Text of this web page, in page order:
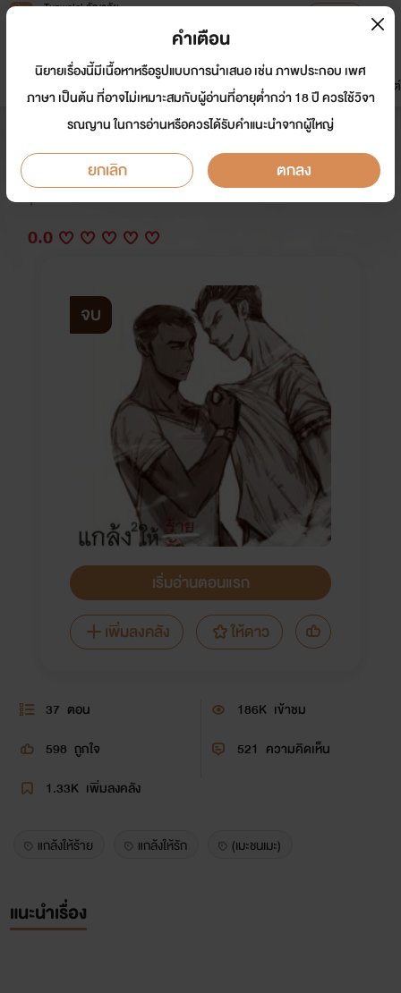
Tunwalai ธัญวลัย
หน้าแรก นิยาย อีบุ๊ก การ์ตูน
มาใหม่
ดรีมแชท ธัญลิสต์
แกล้งให้ร้าย แกล้งให้รัก
นักเขียน: Mrs.saith
Y
0.0
จบ
เริ่มอ่านตอนแรก
เพิ่มลงคลัง
ให้ดาว
37 ตอน 186K เข้าชม
598 ถูกใจ 521 ความคิดเห็น
1.33K เพิ่มลงคลัง
แกล้งให้ร้าย แกล้งให้รัก (เมะชนเมะ)
แนะนำเรื่อง
คำเตือน
นิยายเรื่องนี้มีเนื้อหาหรือรูปแบบการนำเสนอ เช่น ภาพประกอบ เพศ
ภาษา เป็นต้น ที่อาจไม่เหมาะสมกับผู้อ่านที่อายุต่ำกว่า 18 ปี ควรใช้วิจา
รณญาน ในการอ่านหรือควรได้รับคำแนะนำจากผู้ใหญ่
ยกเลิก ตกลง